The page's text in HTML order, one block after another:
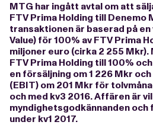
MTG har ingått avtal om att
FTV Prima Holding till Denemo
transaktionen är baserad på
Value) för 100% av FTV Prima
miljoner euro (cirka 2 255
FTV Prima Holding till 100%
en försäljning om 1 226 Mkr
(EBIT) om 201 Mkr för
och med kv3 2016. Affären är
myndighetsgodkännanden
under kv1 2017.